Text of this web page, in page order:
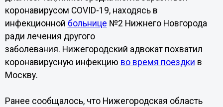
коронавирусом COVID-19, находясь в
инфекционной больнице №2 Нижнего Новгорода
ради лечения другого
заболевания. Нижегородский адвокат похватил
коронавирусную инфекцию во время поездки в
Москву.
Ранее сообщалось, что Нижегородская область